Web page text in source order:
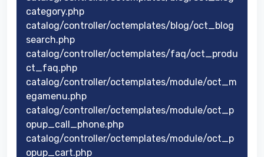
category.php
catalog/controller/octemplates/blog/oct_blog
search.php
catalog/controller/octemplates/faq/oct_produ
ct_faq.php
catalog/controller/octemplates/module/oct_m
egamenu.php
catalog/controller/octemplates/module/oct_p
opup_call_phone.php
catalog/controller/octemplates/module/oct_p
opup_cart.php